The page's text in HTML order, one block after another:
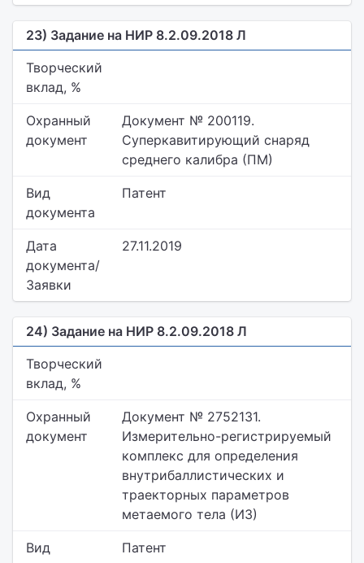
23) Задание на НИР 8.2.09.2018 Л
Творческий
вклад, %
Охранный
документ
Документ № 200119.
Суперкавитирующий снаряд
среднего калибра (ПМ)
Вид
документа
Патент
Дата
документа/
Заявки
27.11.2019
24) Задание на НИР 8.2.09.2018 Л
Творческий
вклад, %
Охранный
документ
Документ № 2752131.
Измерительно-регистрируемый
комплекс для определения
внутрибаллистических и
траекторных параметров
метаемого тела (ИЗ)
Вид
Патент